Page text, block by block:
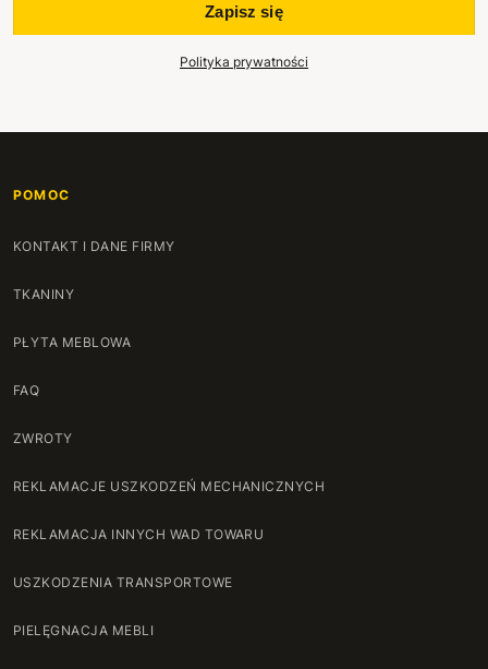
Zapisz się
Polityka prywatności
POMOC
KONTAKT I DANE FIRMY
TKANINY
PŁYTA MEBLOWA
FAQ
ZWROTY
REKLAMACJE USZKODZEŃ MECHANICZNYCH
REKLAMACJA INNYCH WAD TOWARU
USZKODZENIA TRANSPORTOWE
PIELĘGNACJA MEBLI